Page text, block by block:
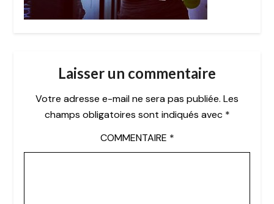
Laisser un commentaire
Votre adresse e-mail ne sera pas publiée. Les
champs obligatoires sont indiqués avec *
COMMENTAIRE *